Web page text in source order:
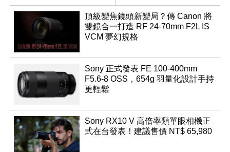
頂級變焦鏡頭新變局？傳 Canon 將
雙鏡合一打造 RF 24-70mm F2L IS
VCM 夢幻規格
Sony 正式發表 FE 100-400mm
F5.6-8 OSS，654g 羽量化設計手持
更輕鬆
Sony RX10 V 高倍率類單眼相機正
式在台發表！建議售價 NT$ 65,980